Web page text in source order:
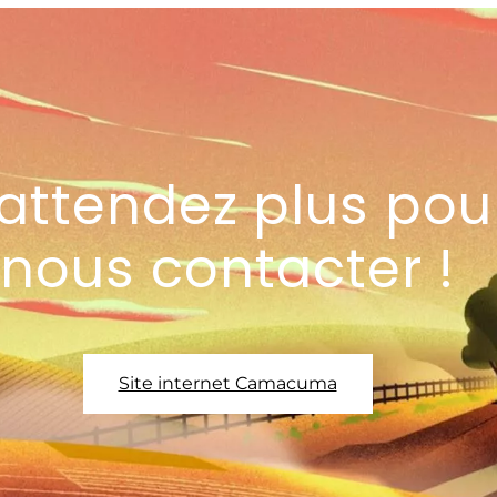
plus
nous contacter !
Site internet Camacuma